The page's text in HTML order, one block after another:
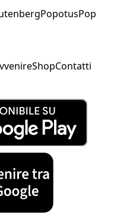
PopotusPop
ShopContatti